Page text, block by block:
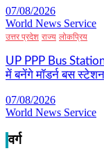
07/08/2026
World News Service
उत्तर प्रदेश राज्य लोकप्रिय
UP PPP Bus Station
में बनेंगे मॉडर्न बस
07/08/2026
World News Service
वर्ग